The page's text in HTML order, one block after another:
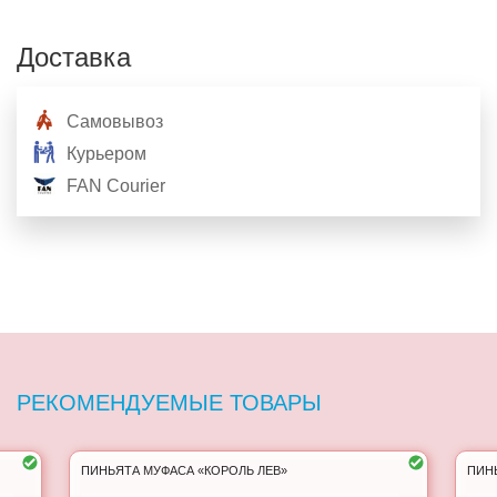
Доставка
Самовывоз
Курьером
FAN Courier
РЕКОМЕНДУЕМЫЕ ТОВАРЫ
ПИНЬЯТА МУФАСА «КОРОЛЬ ЛЕВ»